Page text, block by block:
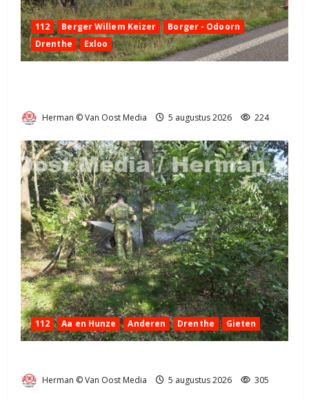
112 Berger Willem Keizer
Borger - Odoorn
Drenthe
Exloo
Herman © Van Oost Media 5 augustus 2026 224
112 Aa en Hunze Anderen Drenthe Gieten
Herman © Van Oost Media 5 augustus 2026 305